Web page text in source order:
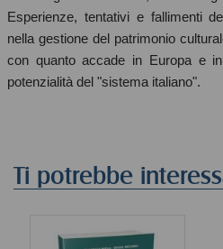
Esperienze, tentativi e fallimenti
nella gestione del patrimonio
con quanto accade in Europa e
potenzialità del "sistema italiano".
Ti potrebbe